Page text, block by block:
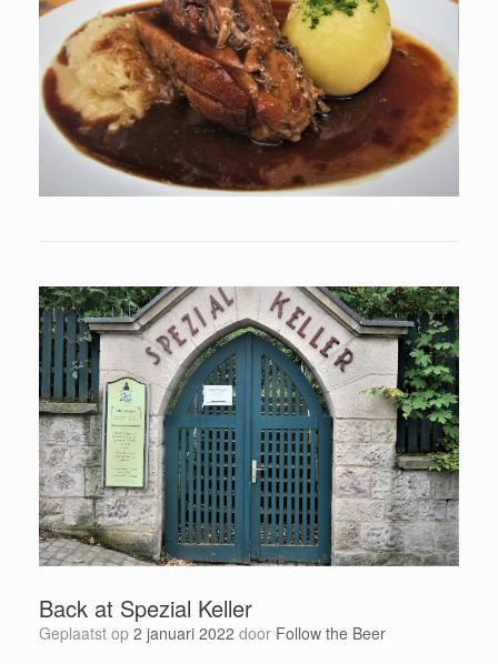
Back at Spezial Keller
Geplaatst op 2 januari 2022 door Follow the Beer